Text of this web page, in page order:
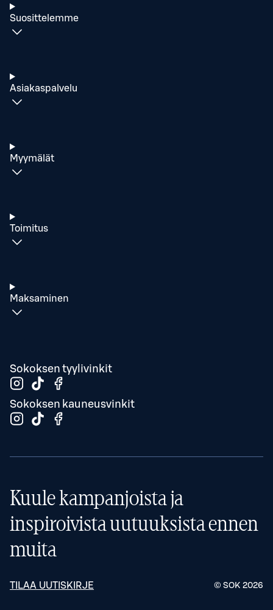
Suosittelemme
Asiakaspalvelu
Myymälät
Toimitus
Maksaminen
Sokoksen tyylivinkit
Sokoksen kauneusvinkit
Kuule kampanjoista ja
inspiroivista uutuuksista ennen
muita
TILAA UUTISKIRJE © SOK 2026